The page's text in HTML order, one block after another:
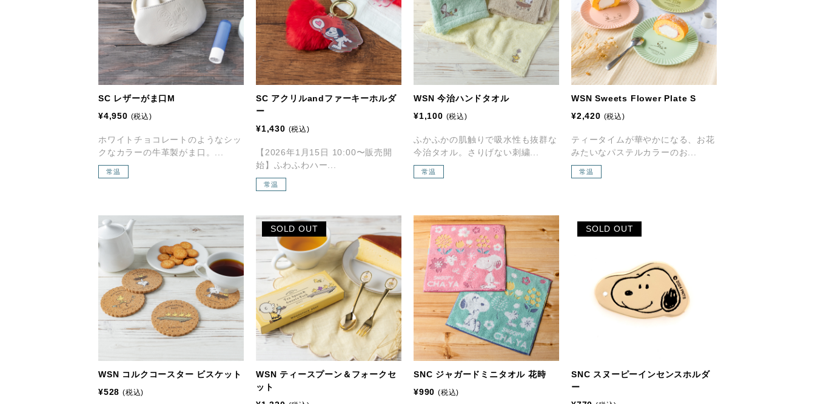
SC レザーがま口M
¥4,950 (税込)
ホワイトチョコレートのようなシッ
クなカラーの牛革製がま口。...
常温
SC アクリルandファーキーホルダ
ー
¥1,430 (税込)
【2026年1月15日 10:00〜販売開
始】ふわふわハー...
常温
WSN 今治ハンドタオル
¥1,100 (税込)
ふかふかの肌触りで吸水性も抜群な
今治タオル。さりげない刺繍...
常温
WSN Sweets Flower Plate S
¥2,420 (税込)
ティータイムが華やかになる、お花
みたいなパステルカラーのお...
常温
WSN コルクコースター ビスケット
¥528 (税込)
SOLD OUT
WSN ティースプーン＆フォークセ
ット
SNC ジャガードミニタオル 花時
¥990 (税込)
SOLD OUT
SNC スヌーピーインセンスホルダ
ー